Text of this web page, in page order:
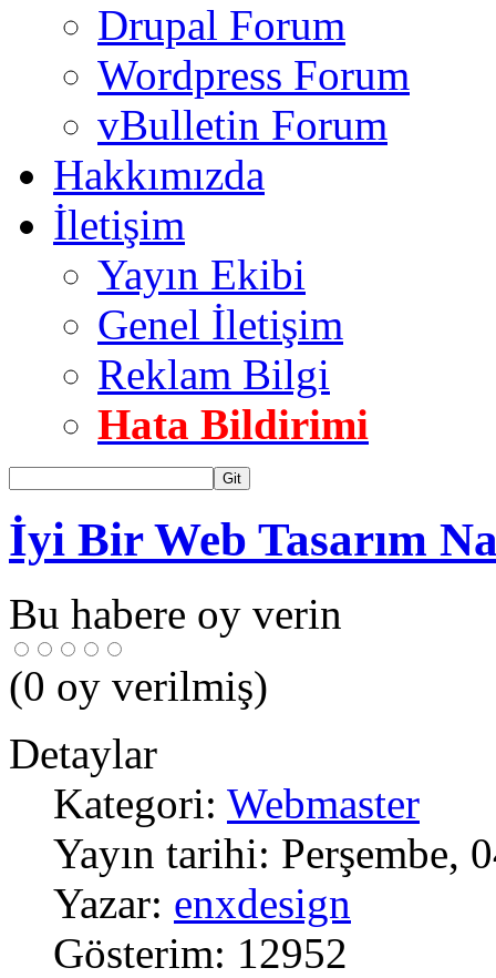
Drupal Forum
Wordpress Forum
vBulletin Forum
Hakkımızda
İletişim
Yayın Ekibi
Genel İletişim
Reklam Bilgi
Hata Bildirimi
Git
İyi Bir Web Tasarım
Bu habere oy verin
(0 oy verilmiş)
Detaylar
Kategori: Webmaster
Yayın tarihi: Perşembe,
Yazar: enxdesign
Gösterim: 12952